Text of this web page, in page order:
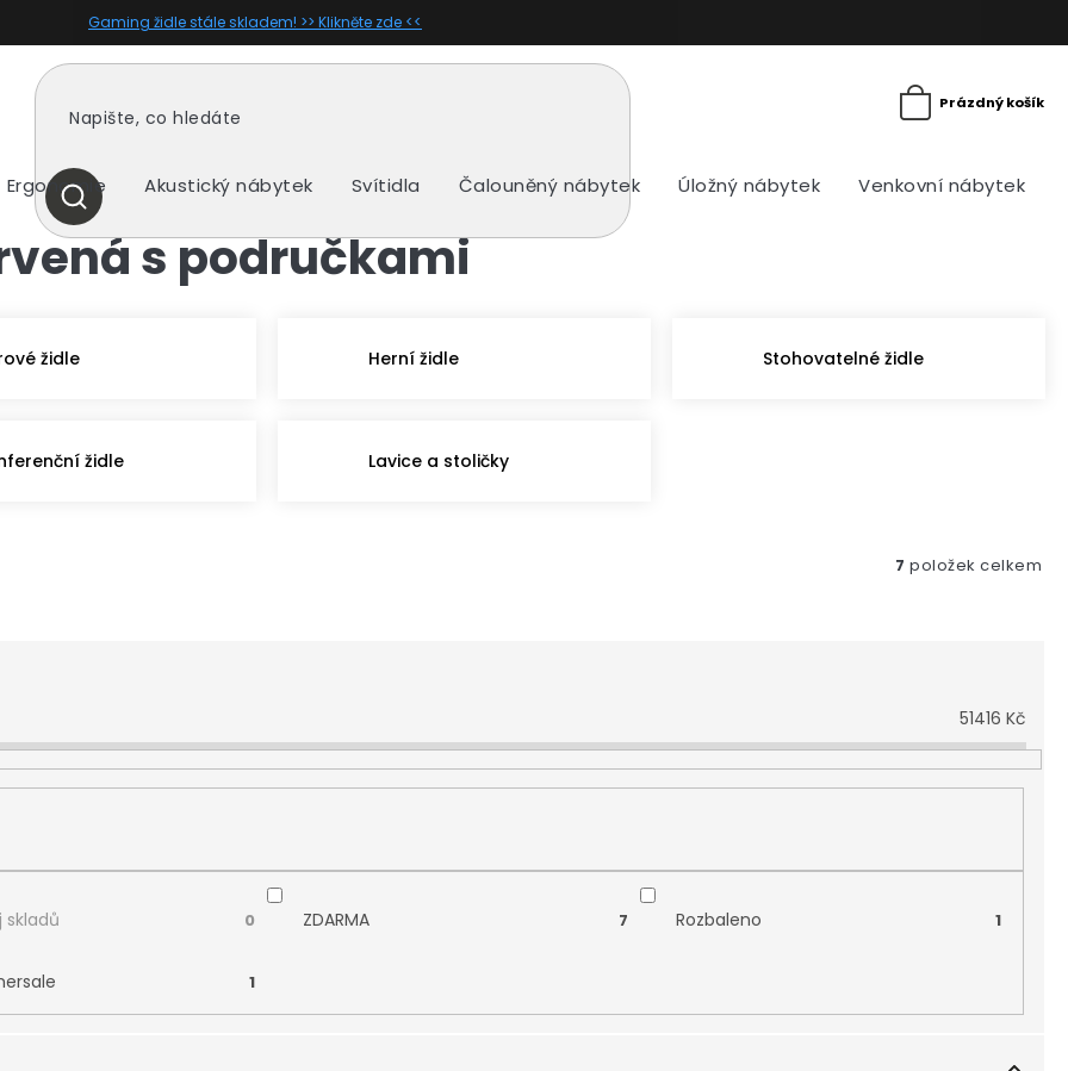
Gaming židle stále skladem! >> Klikněte zde <<
HLEDAT
Prázdný košík
Ergonomie Akustický nábytek Svítidla Čalouněný nábytek Úložný nábytek Venkovní nábytek
s područkami
židle Herní židle Stohovatelné židle
židle Lavice a stoličky
7 položek celkem
51416 Kč
skladů 0 ZDARMA 7 Rozbaleno 1
1